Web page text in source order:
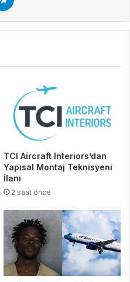
TCI Aircraft Interiors’dan
Yapısal Montaj Teknisyeni
İlanı
2 saat önce